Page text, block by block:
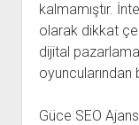
kalmamıştır.
olarak dikkat
dijital
oyuncularından
Güce SEO